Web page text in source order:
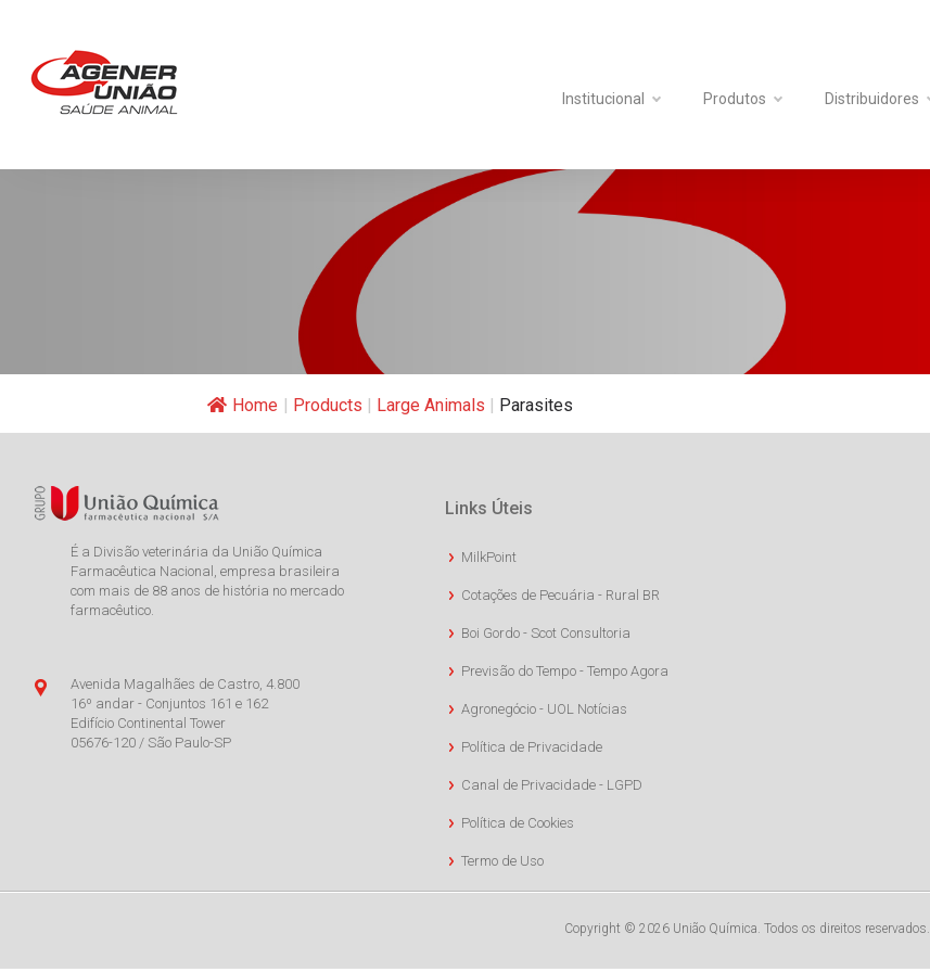
Institucional Produtos Distribuidores
Home | Products | Large Animals | Parasites
É a Divisão veterinária da União Química
Farmacêutica Nacional, empresa brasileira
com mais de 88 anos de história no mercado
farmacêutico.
Avenida Magalhães de Castro, 4.800
16º andar - Conjuntos 161 e 162
Edifício Continental Tower
05676-120 / São Paulo-SP
Links Úteis
MilkPoint
Cotações de Pecuária - Rural BR
Boi Gordo - Scot Consultoria
Previsão do Tempo - Tempo Agora
Agronegócio - UOL Notícias
Política de Privacidade
Canal de Privacidade - LGPD
Política de Cookies
Termo de Uso
Copyright © 2026 União Química. Todos os direitos reservados.